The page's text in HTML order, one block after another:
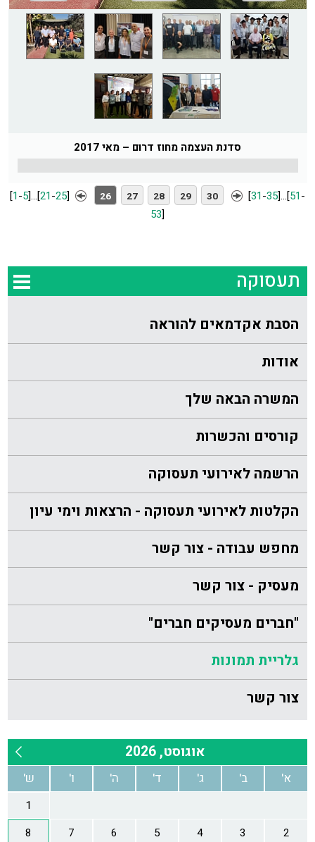
סדנת העצמה מחוז דרום – מאי 2017
[1-5]...[21-25] 26 27 28 29 30 [31-35]...[51-
53]
תעסוקה
הסבת אקדמאים להוראה
אודות
המשרה הבאה שלך
קורסים והכשרות
הרשמה לאירועי תעסוקה
הקלטות לאירועי תעסוקה - הרצאות וימי עיון
מחפש עבודה - צור קשר
מעסיק - צור קשר
"חברים מעסיקים חברים"
גלריית תמונות
צור קשר